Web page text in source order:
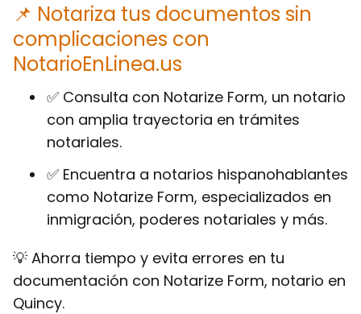
📌 Notariza tus documentos sin
complicaciones con
NotarioEnLinea.us
✅ Consulta con Notarize Form, un notario
con amplia trayectoria en trámites
notariales.
✅ Encuentra a notarios hispanohablantes
como Notarize Form, especializados en
inmigración, poderes notariales y más.
💡 Ahorra tiempo y evita errores en tu
documentación con Notarize Form, notario en
Quincy.